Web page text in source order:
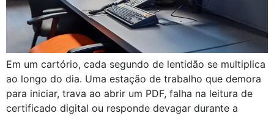
Em um cartório, cada segundo de lentidão se multiplica
ao longo do dia. Uma estação de trabalho que demora
para iniciar, trava ao abrir um PDF, falha na leitura de
certificado digital ou responde devagar durante a